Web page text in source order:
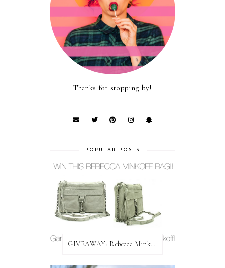
Thanks for stopping by!
POPULAR POSTS
GIVEAWAY: Rebecca Minkoff Bag!